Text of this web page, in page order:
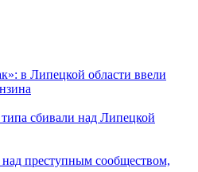
в Липецкой области ввели
сбивали над Липецкой
преступным сообществом,